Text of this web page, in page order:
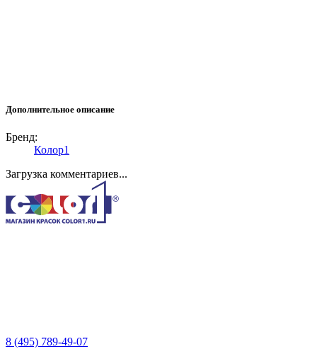
Дополнительное описание
Бренд:
Колор1
Загрузка комментариев...
8 (495) 789-49-07